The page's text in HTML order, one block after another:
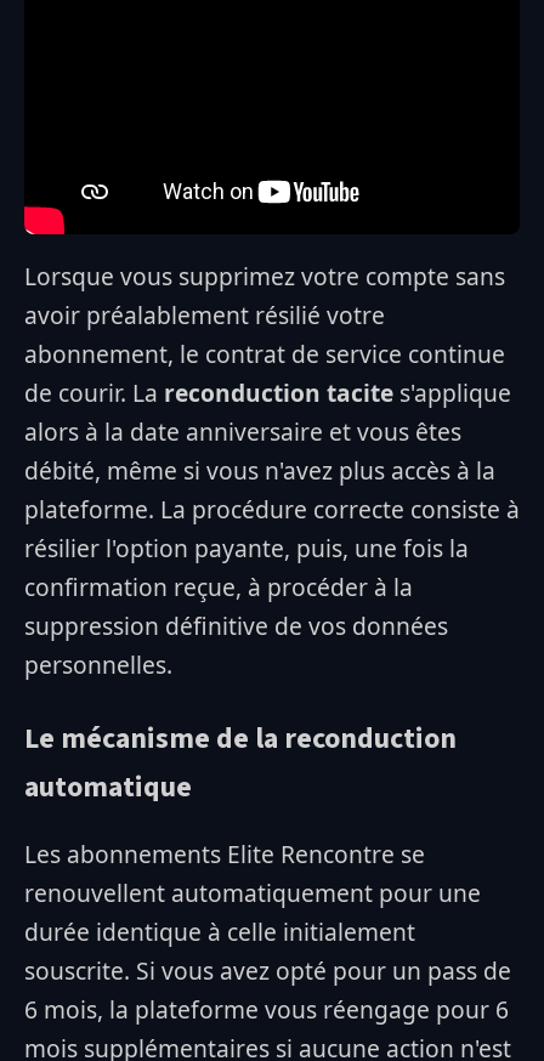
Lorsque vous supprimez votre compte sans
avoir préalablement résilié votre
abonnement, le contrat de service continue
de courir. La reconduction tacite s'applique
alors à la date anniversaire et vous êtes
débité, même si vous n'avez plus accès à la
plateforme. La procédure correcte consiste à
résilier l'option payante, puis, une fois la
confirmation reçue, à procéder à la
suppression définitive de vos données
personnelles.
Le mécanisme de la reconduction
automatique
Les abonnements Elite Rencontre se
renouvellent automatiquement pour une
durée identique à celle initialement
souscrite. Si vous avez opté pour un pass de
6 mois, la plateforme vous réengage pour 6
mois supplémentaires si aucune action n'est